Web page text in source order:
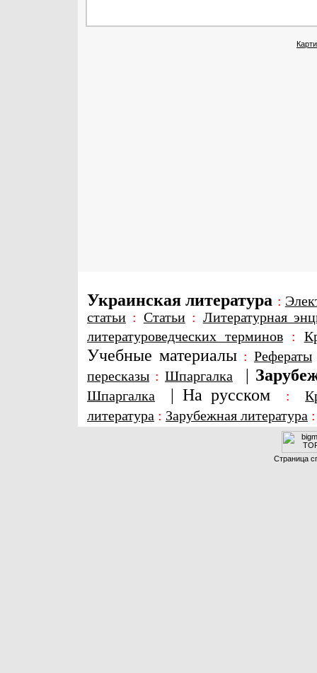
Украинская литература :
статьи : Статьи: Литературная
литературоведческих терминов:
Учебные материалы : Рефераты
пересказы : Шпаргалка |
Шпаргалка | На русском :
литература : Зарубежная литература
Страница